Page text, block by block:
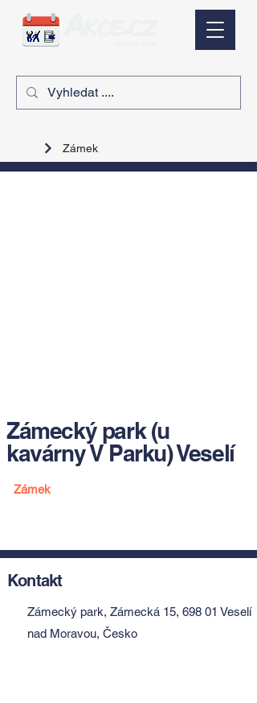
Zámek
Zámecký park (u
kavárny V Parku) Veselí
Zámek
Kontakt
Zámecký park, Zámecká 15, 698 01 Veselí
nad Moravou, Česko